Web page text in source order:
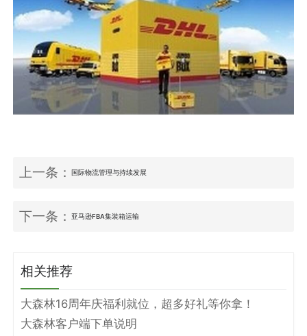
上一条：国际物流管理与持续发展
下一条：亚马逊FBA集装箱运输
相关推荐
大森林16周年庆福利就位，超多好礼等你拿！
大森林客户端下单说明